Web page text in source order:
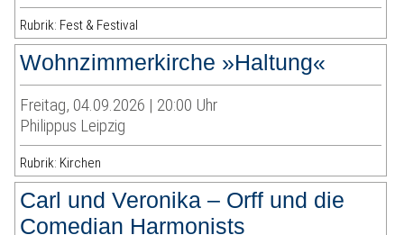
Rubrik: Fest & Festival
Wohnzimmerkirche »Haltung«
Freitag, 04.09.2026 | 20:00 Uhr
Philippus Leipzig
Rubrik: Kirchen
Carl und Veronika – Orff und die
Comedian Harmonists